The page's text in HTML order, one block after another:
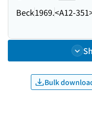
Beck1969.<A12-
Bulk